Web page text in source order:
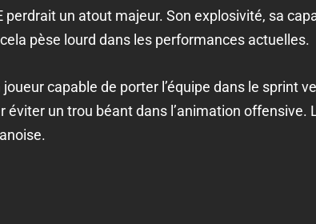
perdrait un atout majeur. Son explosivité, sa
pèse lourd dans les performances actuelles.
capable de porter l’équipe dans le sprint
un trou béant dans l’animation offensive.